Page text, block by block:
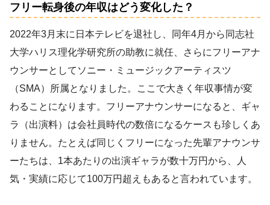
フリー転身後の年収はどう変化した？
2022年3月末に日本テレビを退社し、同年4月から同志社
大学ハリス理化学研究所の助教に就任、さらにフリーアナ
ウンサーとしてソニー・ミュージックアーティスツ
（SMA）所属となりました。ここで大きく年収事情が変
わることになります。フリーアナウンサーになると、ギャ
ラ（出演料）は会社員時代の数倍になるケースも珍しくあ
りません。たとえば同じくフリーになった先輩アナウンサ
ーたちは、1本あたりの出演ギャラが数十万円から、人
気・実績に応じて100万円超えもあると言われています。